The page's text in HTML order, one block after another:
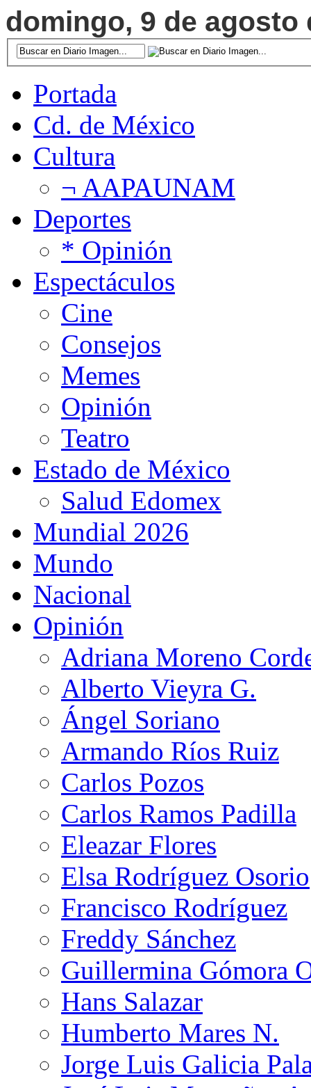
domingo, 9 de agosto
Portada
Cd. de México
Cultura
¬ AAPAUNAM
Deportes
* Opinión
Espectáculos
Cine
Consejos
Memes
Opinión
Teatro
Estado de México
Salud Edomex
Mundial 2026
Mundo
Nacional
Opinión
Adriana Moreno
Alberto Vieyra G.
Ángel Soriano
Armando Ríos Ruiz
Carlos Pozos
Carlos Ramos Padilla
Eleazar Flores
Elsa Rodríguez Osorio
Francisco Rodríguez
Freddy Sánchez
Guillermina Gómora
Hans Salazar
Humberto Mares N.
Jorge Luis Galicia